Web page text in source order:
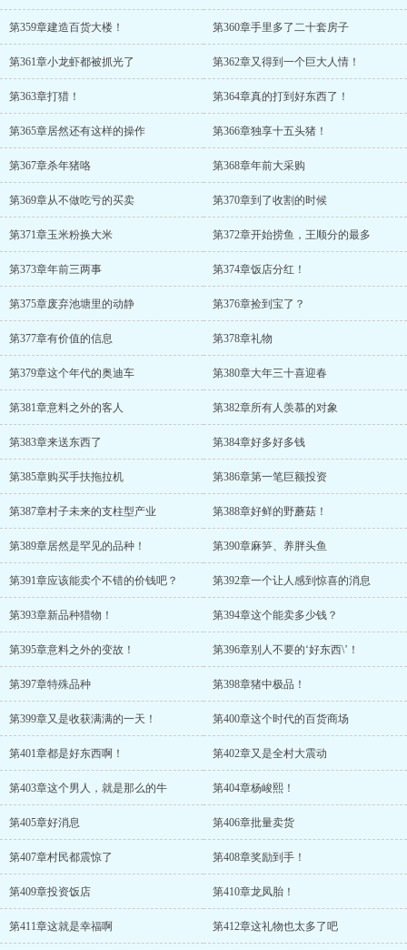
第359章建造百货大楼！ 第360章手里多了二十套房子
第361章小龙虾都被抓光了 第362章又得到一个巨大人情！
第363章打猎！ 第364章真的打到好东西了！
第365章居然还有这样的操作 第366章独享十五头猪！
第367章杀年猪咯 第368章年前大采购
第369章从不做吃亏的买卖 第370章到了收割的时候
第371章玉米粉换大米 第372章开始捞鱼，王顺分的最多
第373章年前三两事 第374章饭店分红！
第375章废弃池塘里的动静 第376章捡到宝了？
第377章有价值的信息 第378章礼物
第379章这个年代的奥迪车 第380章大年三十喜迎春
第381章意料之外的客人 第382章所有人羡慕的对象
第383章来送东西了 第384章好多好多钱
第385章购买手扶拖拉机 第386章第一笔巨额投资
第387章村子未来的支柱型产业 第388章好鲜的野蘑菇！
第389章居然是罕见的品种！ 第390章麻笋、养胖头鱼
第391章应该能卖个不错的价钱吧？ 第392章一个让人感到惊喜的消息
第393章新品种猎物！ 第394章这个能卖多少钱？
第395章意料之外的变故！ 第396章别人不要的‘好东西\’！
第397章特殊品种 第398章猪中极品！
第399章又是收获满满的一天！ 第400章这个时代的百货商场
第401章都是好东西啊！ 第402章又是全村大震动
第403章这个男人，就是那么的牛 第404章杨峻熙！
第405章好消息 第406章批量卖货
第407章村民都震惊了 第408章奖励到手！
第409章投资饭店 第410章龙凤胎！
第411章这就是幸福啊 第412章这礼物也太多了吧